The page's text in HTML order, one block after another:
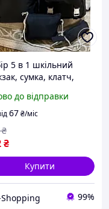
5 в 1 шкільний
сумка, клатч,
до відправки
67₴/міс
₴
₴
Купити
99%